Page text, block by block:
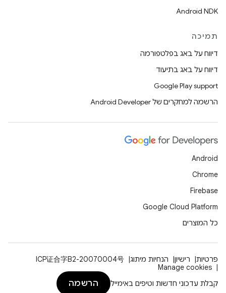
Android NDK
תמיכה
דיווח על באג בפלטפורמה
דיווח על באג בתיעוד
Google Play support
הרשמה למחקרים של Android Developer
Android
Chrome
Firebase
Google Cloud Platform
כל המוצרים
פרטיות רישיון הנחיות מיתוג
ICP证合字B2-20070004号
Manage cookies
קבלת עדכוני חדשות וטיפים באימייל
הרשמה